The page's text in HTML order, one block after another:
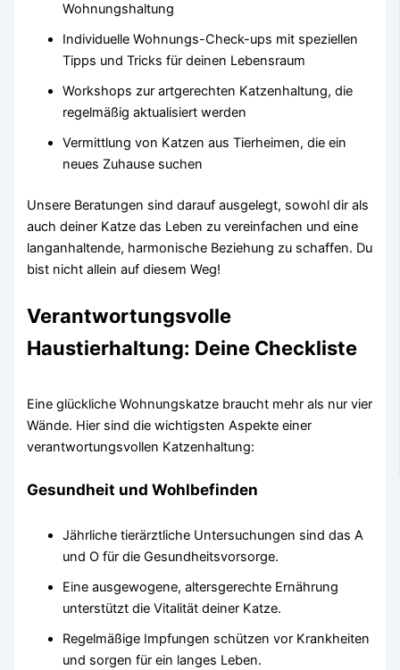
Wohnungshaltung
Individuelle Wohnungs-Check-ups mit speziellen
Tipps und Tricks für deinen Lebensraum
Workshops zur artgerechten Katzenhaltung, die
regelmäßig aktualisiert werden
Vermittlung von Katzen aus Tierheimen, die ein
neues Zuhause suchen
Unsere Beratungen sind darauf ausgelegt, sowohl dir als
auch deiner Katze das Leben zu vereinfachen und eine
langanhaltende, harmonische Beziehung zu schaffen. Du
bist nicht allein auf diesem Weg!
Verantwortungsvolle
Haustierhaltung: Deine Checkliste
Eine glückliche Wohnungskatze braucht mehr als nur vier
Wände. Hier sind die wichtigsten Aspekte einer
verantwortungsvollen Katzenhaltung:
Gesundheit und Wohlbefinden
Jährliche tierärztliche Untersuchungen sind das A
und O für die Gesundheitsvorsorge.
Eine ausgewogene, altersgerechte Ernährung
unterstützt die Vitalität deiner Katze.
Regelmäßige Impfungen schützen vor Krankheiten
und sorgen für ein langes Leben.